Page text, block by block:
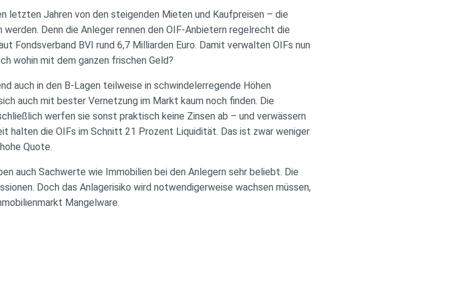
letzten Jahren von den steigenden Mieten und Kaufpreisen – die
Denn die Anleger rennen den OIF-Anbietern regelrecht die
Fondsverband BVI rund 6,7 Milliarden Euro. Damit verwalten OIFs nun
wohin mit dem ganzen frischen Geld?
auch in den B-Lagen teilweise in schwindelerregende Höhen
auch mit bester Vernetzung im Markt kaum noch finden. Die
werfen sie sonst praktisch keine Zinsen ab – und verwässern
halten die OIFs im Schnitt 21 Prozent Liquidität. Das ist zwar weniger
Quote.
auch Sachwerte wie Immobilien bei den Anlegern sehr beliebt. Die
Doch das Anlagerisiko wird notwendigerweise wachsen müssen,
Mangelware.